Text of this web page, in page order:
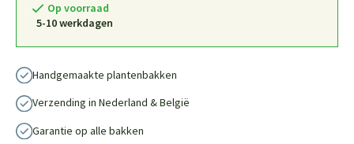
Op voorraad
5-10 werkdagen
Handgemaakte plantenbakken
Verzending in Nederland & België
Garantie op alle bakken